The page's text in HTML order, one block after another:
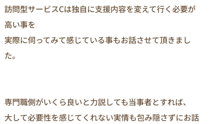
訪問型サービスCは独自に支援内容を変えて行く必要が
高い事を
実際に伺ってみて感じている事もお話させて頂きまし
た。
専門職側がいくら良いと力説しても当事者とすれば、
大して必要性を感じてくれない実情も包み隠さずにお話